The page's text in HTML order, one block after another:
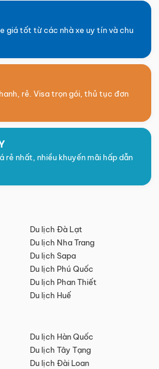
giá tốt từ các nhà xe uy tín và chu
rẻ. Visa trọn gói, thủ tục đơn
rẻ nhất, nhiều khuyến mãi hấp dẫn
Du lịch Đà Lạt
Du lịch Nha Trang
Du lịch Sapa
Du lịch Phú Quốc
Du lịch Phan Thiết
Du lịch Huế
Du lịch Hàn Quốc
Du lịch Tây Tạng
Du lịch Đài Loan